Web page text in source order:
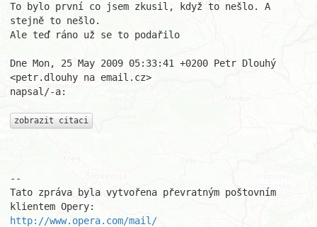
To bylo první co jsem zkusil, když to nešlo. A
stejně to nešlo.
Ale teď ráno už se to podařilo
Dne Mon, 25 May 2009 05:33:41 +0200 Petr Dlouhý
<petr.dlouhy na email.cz>
napsal/-a:
zobrazit citaci
--
Tato zpráva byla vytvořena převratným poštovním
http://www.opera.com/mail/